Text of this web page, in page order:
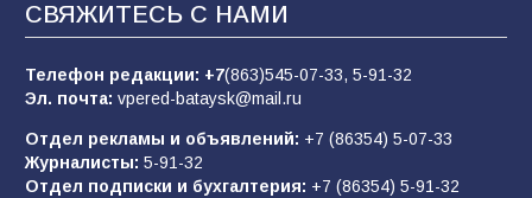
Батайчане вышли в финал Всероссийского
конкурса «Большая перемена»
62 04.08.2026
Батайским спортсменам вручили награды
СВЯЖИТЕСЬ С НАМИ
Телефон редакции: +7(863)545-07-33, 5-91-32
Эл. почта: vpered-bataysk@mail.ru
Отдел рекламы и объявлений: +7 (86354) 5-07-33
Журналисты: 5-91-32
Отдел подписки и бухгалтерия: +7 (86354) 5-91-32